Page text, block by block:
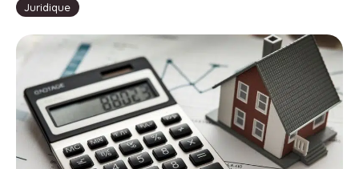
Juridique